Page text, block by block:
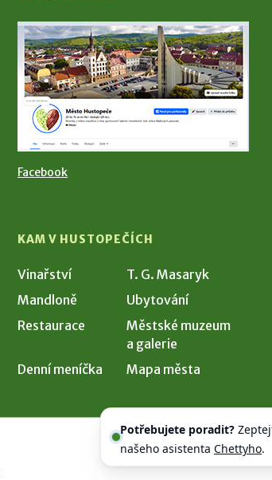
Facebook
KAM V HUSTOPEČÍCH
Vinařství
T. G. Masaryk
Mandloně
Ubytování
Restaurace
Městské muzeum
a galerie
Denní meníčka
Mapa města
Potřebujete poradit?
našeho asistenta Chettyho.